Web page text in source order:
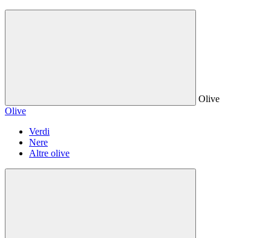
Olive
Olive
Verdi
Nere
Altre olive